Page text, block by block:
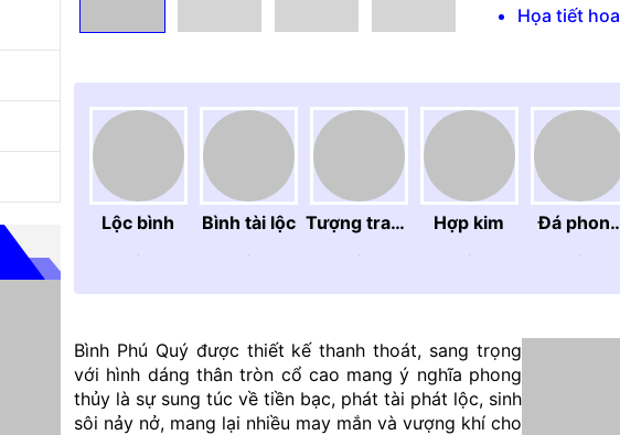
Họa tiết
Lộc bình Bình tài lộc Tượng trang
Hợp kim
Đá phong
Bình Phú Quý được thiết kế thanh thoát, sang trọng
với hình dáng thân tròn cổ cao mang ý nghĩa phong
thủy là sự sung túc về tiền bạc, phát tài phát lộc, sinh
sôi nảy nở, mang lại nhiều may mắn và vượng khí cho